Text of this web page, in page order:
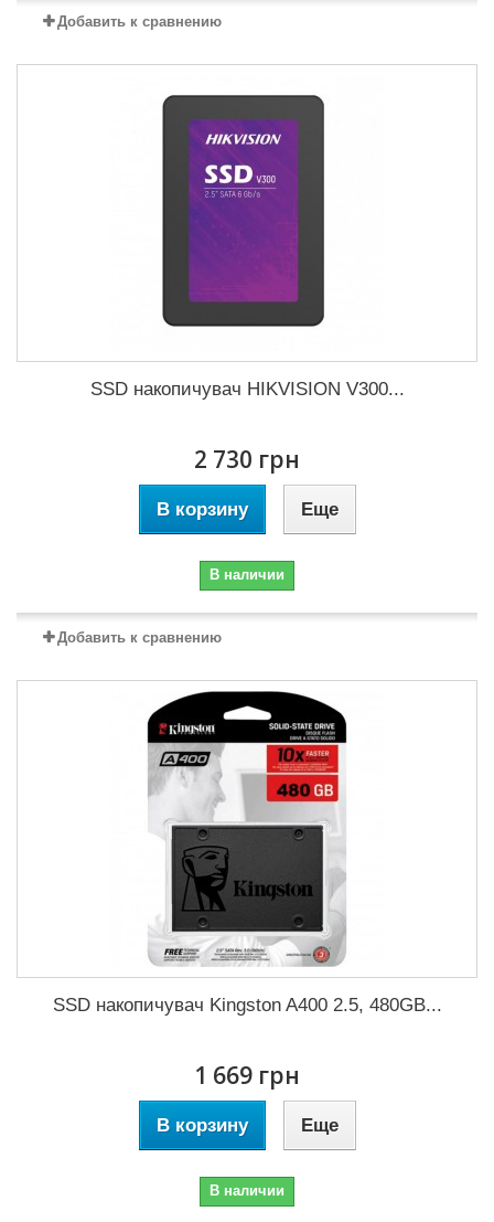
Добавить к сравнению
SSD накопичувач HIKVISION V300...
2 730 грн
В корзину Еще
В наличии
Добавить к сравнению
SSD накопичувач Kingston A400 2.5, 480GB...
1 669 грн
В корзину Еще
В наличии